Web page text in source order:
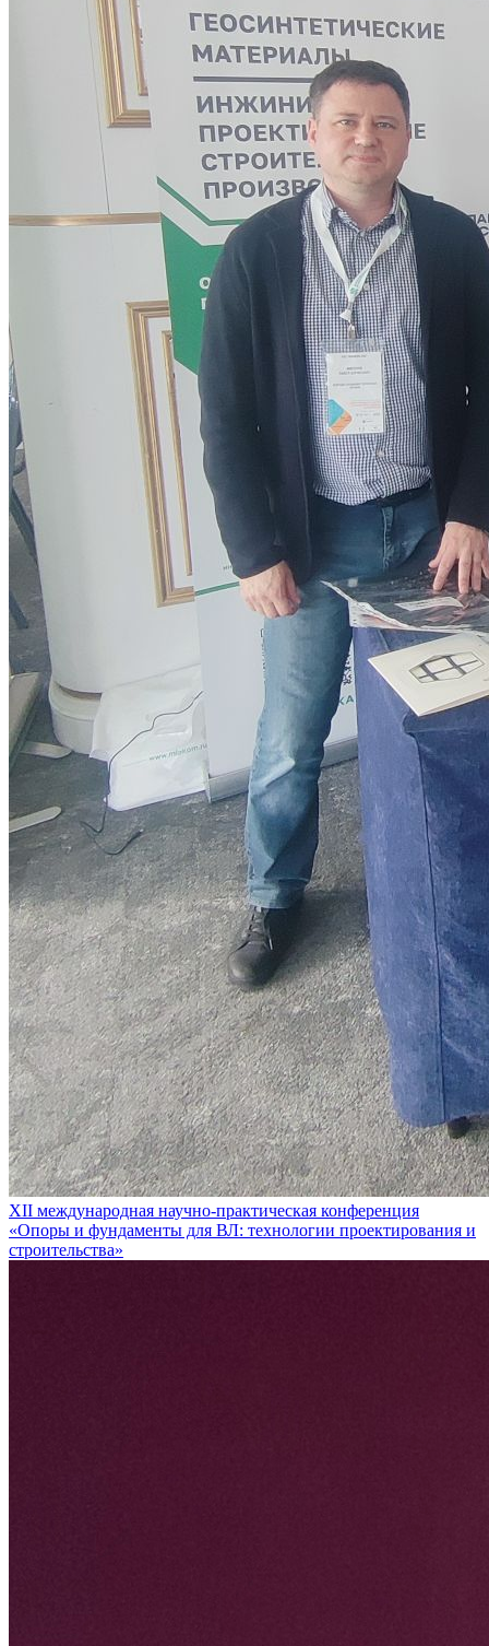
XII международная научно-практическая конференция
«Опоры и фундаменты для ВЛ: технологии проектирования и
строительства»